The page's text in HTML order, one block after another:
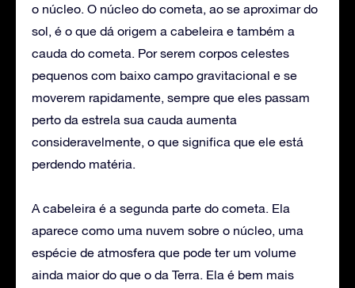
o núcleo. O núcleo do cometa, ao se aproximar do
sol, é o que dá origem a cabeleira e também a
cauda do cometa. Por serem corpos celestes
pequenos com baixo campo gravitacional e se
moverem rapidamente, sempre que eles passam
perto da estrela sua cauda aumenta
consideravelmente, o que significa que ele está
perdendo matéria.
A cabeleira é a segunda parte do cometa. Ela
aparece como uma nuvem sobre o núcleo, uma
espécie de atmosfera que pode ter um volume
ainda maior do que o da Terra. Ela é bem mais